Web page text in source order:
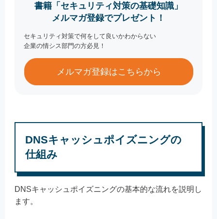
書籍「セキュリティ対策の基礎知識」
メルマガ登録でプレゼント！
セキュリティ対策で何をして良いかわからない
企業の情シス部門の方必見！
メルマガ登録はこちらから
DNSキャッシュポイズニングの
仕組み
DNSキャッシュポイズニングの基本的な流れを説明し
ます。